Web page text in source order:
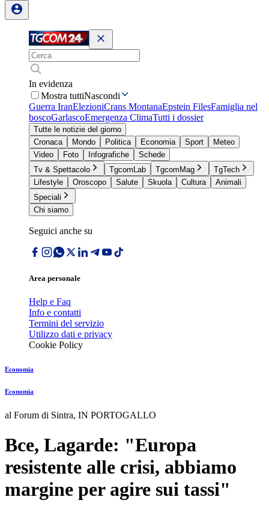
In evidenza
Mostra tuttiNascondi
Guerra IranElezioniCrans MontanaEpstein FilesFamiglia nel
boscoGarlascoEmergenza ClimaTutti i dossier
Tutte le notizie del giorno
Cronaca
Mondo Politica Economia Sport
Meteo
Video
Foto Infografiche
Schede
Tv & Spettacolo
TgcomLab TgcomMag
TgTech
Lifestyle
Oroscopo Salute Skuola Cultura
Animali
Speciali
Chi siamo
Seguici anche su
Area personale
Help e Faq
Info e contatti
Termini del servizio
Utilizzo dati e privacy
Cookie Policy
Economia
Economia
al Forum di Sintra, IN PORTOGALLO
Bce, Lagarde: "Europa
resistente alle crisi, abbiamo
margine per agire sui tassi"